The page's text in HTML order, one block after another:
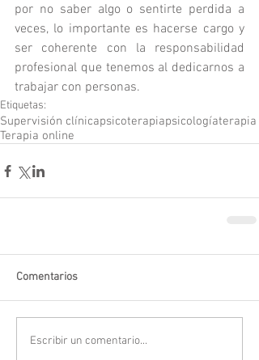
por no saber algo o sentirte perdida a
veces, lo importante es hacerse cargo y
ser coherente con la responsabilidad
profesional que tenemos al dedicarnos a
trabajar con personas.
Etiquetas:
Supervisión clínicapsicoterapiapsicologíaterapia
Terapia online
Comentarios
Escribir un comentario...